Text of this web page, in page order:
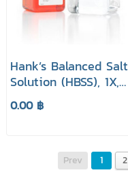
Hank’s Balanced Salt
Solution (HBSS), 1X,
with Calcium,
Magnesium, without
0.00 ฿
Prev 1 2